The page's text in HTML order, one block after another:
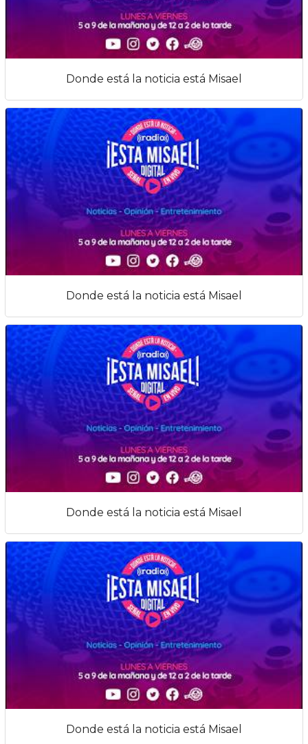
Donde está la noticia está Misael
Donde está la noticia está Misael
Donde está la noticia está Misael
Donde está la noticia está Misael